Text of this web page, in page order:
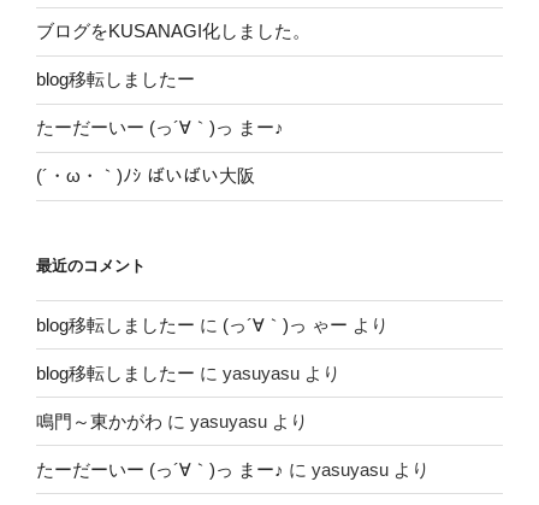
ブログをKUSANAGI化しました。
blog移転しましたー
たーだーいー (っ´∀｀)っ まー♪
(´・ω・｀)ﾉｼ ばいばい大阪
最近のコメント
blog移転しましたー に (っ´∀｀)っ ゃー より
blog移転しましたー に yasuyasu より
鳴門～東かがわ に yasuyasu より
たーだーいー (っ´∀｀)っ まー♪ に yasuyasu より